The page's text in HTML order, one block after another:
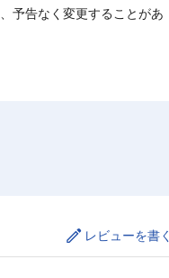
予告なく変更することがあ
レビューを書く